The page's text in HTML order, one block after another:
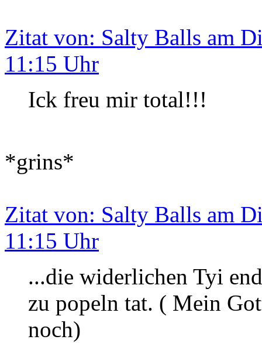
Zitat von: Salty Balls am
11:15 Uhr
Ick freu mir total!!!
*grins*
Zitat von: Salty Balls am
11:15 Uhr
...die widerlichen Tyi
zu popeln tat. ( Mein
noch)